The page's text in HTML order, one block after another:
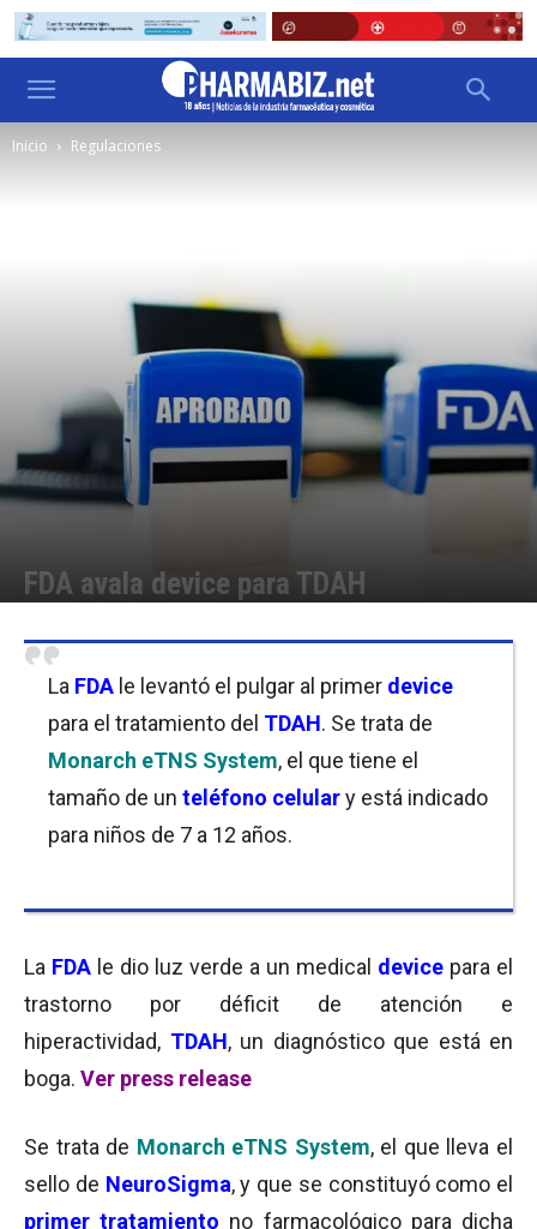
Inicio Regulaciones
FDA avala device para TDAH
La FDA le levantó el pulgar al primer device
para el tratamiento del TDAH. Se trata de
Monarch eTNS System, el que tiene el
tamaño de un teléfono celulary está indicado
para niños de 7 a 12 años.
La FDA le dio luz verde a un medical device para el
trastorno por déficit de atención e
hiperactividad, TDAH, un diagnóstico que está en
boga. Ver press release
Se trata de Monarch eTNS System, el que lleva el
sello de NeuroSigma, y que se constituyó como el
primer tratamiento no farmacológico para dicha